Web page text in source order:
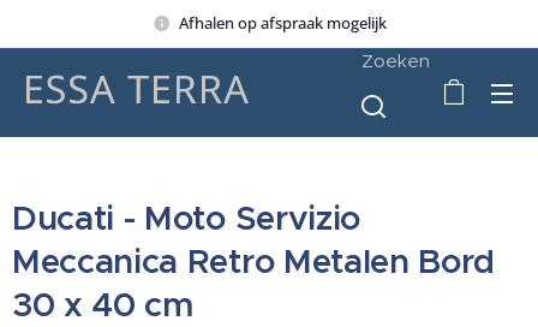
Afhalen op afspraak mogelijk
Zoeken
Ducati - Moto Servizio
Meccanica Retro Metalen Bord
30 x 40 cm